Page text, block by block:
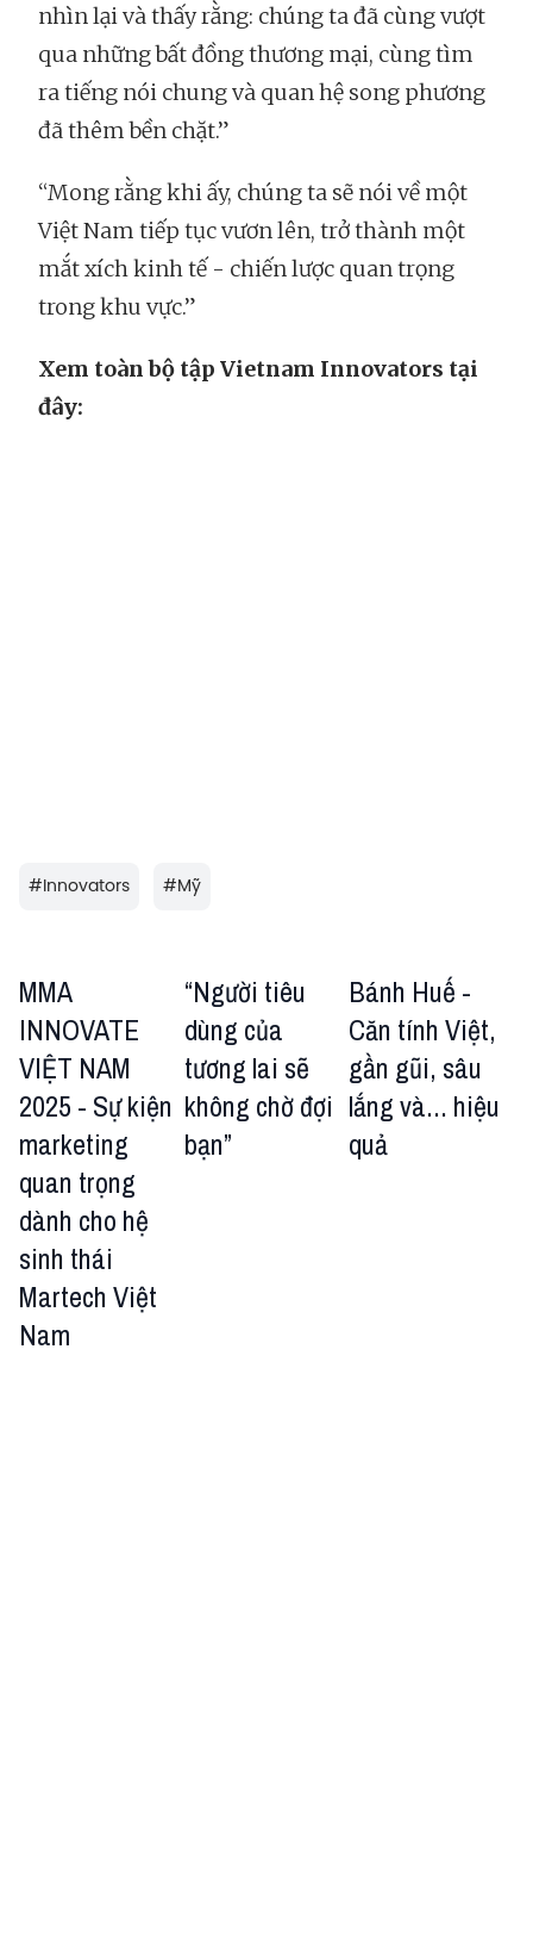
nhìn lại và thấy rằng: chúng ta đã cùng vượt
qua những bất đồng thương mại, cùng tìm
ra tiếng nói chung và quan hệ song phương
đã thêm bền chặt.”
“Mong rằng khi ấy, chúng ta sẽ nói về một
Việt Nam tiếp tục vươn lên, trở thành một
mắt xích kinh tế - chiến lược quan trọng
trong khu vực.”
Xem toàn bộ tập Vietnam Innovators tại
đây:
#Innovators #Mỹ
MMA
INNOVATE
VIỆT NAM
2025 - Sự kiện
marketing
quan trọng
dành cho hệ
sinh thái
Martech Việt
Nam
“Người tiêu
dùng của
tương lai sẽ
không chờ đợi
bạn”
Bánh Huế -
Căn tính Việt,
gần gũi, sâu
lắng và... hiệu
quả